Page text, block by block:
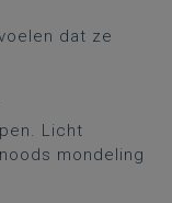
dat ze
Licht
mondeling